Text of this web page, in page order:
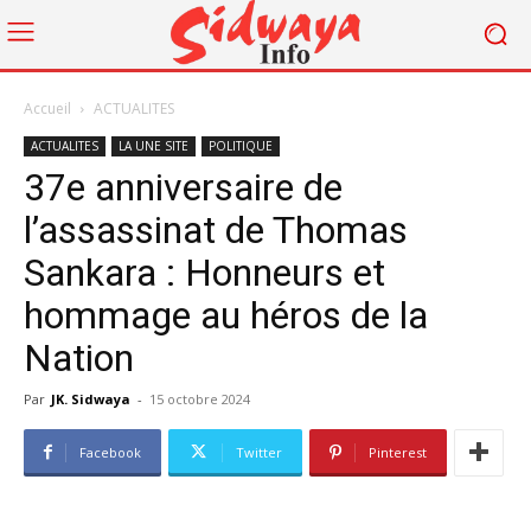
Accueil ACTUALITES
ACTUALITES LA UNE SITE POLITIQUE
37e anniversaire de
l’assassinat de Thomas
Sankara : Honneurs et
hommage au héros de la
Nation
Par JK. Sidwaya - 15 octobre 2024
Facebook Twitter Pinterest